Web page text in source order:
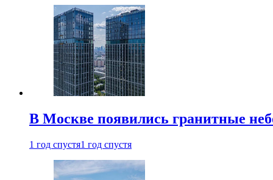
В Москве появились гранитные
1 год спустя1 год спустя